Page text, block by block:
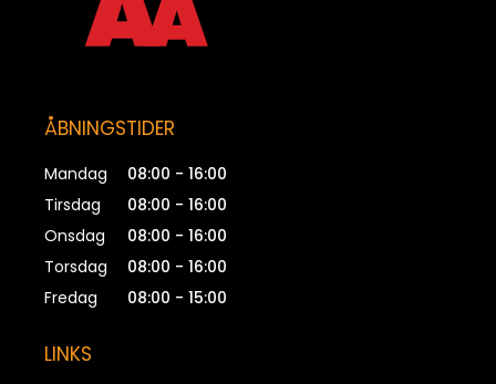
ÅBNINGSTIDER
Mandag
08:00 - 16:00
Tirsdag
08:00 - 16:00
Onsdag
08:00 - 16:00
Torsdag
08:00 - 16:00
Fredag
08:00 - 15:00
LINKS